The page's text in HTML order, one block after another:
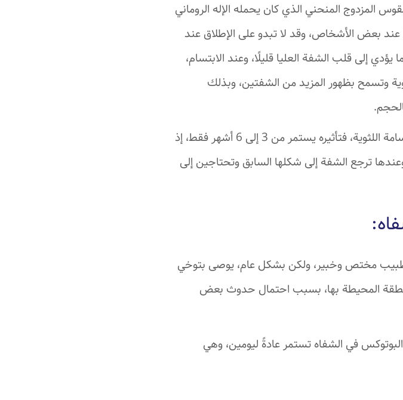
المزدوج المنحني الذي كان يحمله الإله الروماني
بعض الأشخاص، وقد لا تبدو على الإطلاق عند
إلى قلب الشفة العليا قليلًا، وعند الابتسام،
وتسمح بظهور المزيد من الشفتين، وبذلك
لا يعد البوتوكس حلًا نهائيًا لقلب الشفة وإخفاء الابتسامة اللثوية، فتأثيره يستمر من 3 إلى 6 أشهر فقط، إذ
ترجع الشفة إلى شكلها السابق وتحتاجين إلى
طبيب مختص وخبير، ولكن بشكل عام، يوصى بتوخي
المحيطة بها، بسبب احتمال حدوث بعض
في الشفاه تستمر عادةً ليومين، وهي